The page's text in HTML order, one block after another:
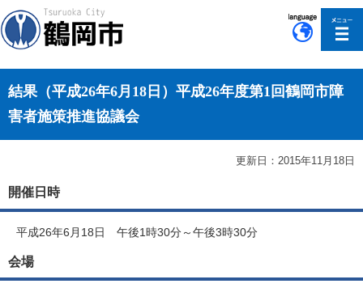
結果（平成26年6月18日）平成26年度第1回鶴岡市障
害者施策推進協議会
更新日：2015年11月18日
開催日時
平成26年6月18日 午後1時30分～午後3時30分
会場